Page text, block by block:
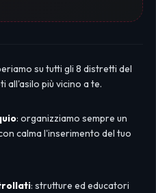
su tutti gli 8 distretti del
all'asilo più vicino a te.
: organizziamo sempre un
calma l'inserimento del tuo
: strutture ed educatori